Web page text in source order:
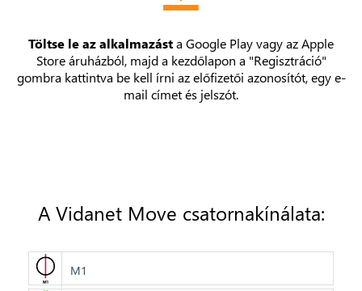
Töltse le az alkalmazásta Google Play vagy az Apple
Store áruházból, majd a kezdőlapon a "Regisztráció"
gombra kattintva be kell írni az előfizetői azonosítót, egy e-
mail címet és jelszót.
A Vidanet Move csatornakínálata:
M1